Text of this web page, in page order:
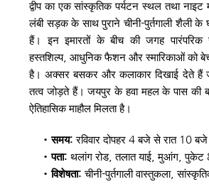
द्वीप का एक सांस्कृतिक पर्यटन स्थल तथा नाइट
लंबी सड़क के साथ पुराने चीनी-पुर्तगाली शैली
हैं। इन इमारतों के बीच की जगह पारंपरिक
हस्तशिल्प, आधुनिक फैशन और स्मारिकाओं को
है। अक्सर बसकर और कलाकार दिखाई देते हैं
तत्व जोड़ते हैं। जयपुर के हवा महल के पास की
ऐतिहासिक माहौल मिलता है।
समय: रविवार दोपहर 4 बजे से रात 10
पता: थलांग रोड, तलात याई, मुआंग,
विशेषता: चीनी-पुर्तगाली वास्तुकला,